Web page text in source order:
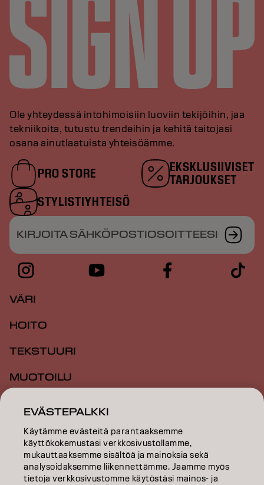
Ole yhteydessä intohimoisiin luoviin tekijöihin, jaa
tekniikoita, tutustu trendeihin ja kehitä taitojasi
osana ainutlaatuista yhteisöämme.
PRO STORE
EKSKLUSIIVISET
TARJOUKSET
STYLISTIYHTEISÖ
KIRJOITA SÄHKÖPOSTIOSOITTEESI
VÄRI
HOITO
TEKSTUURI
MUOTOILU
INSPIRAATIO
KOULUTUS
TIETOA MEISTÄ
SALON FINDER
EVÄSTEPALKKI
Käytämme evästeitä parantaaksemme
käyttökokemustasi verkkosivustollamme,
mukauttaaksemme sisältöä ja mainoksia sekä
analysoidaksemme liikennettämme. Jaamme myös
tietoja verkkosivustomme käytöstäsi mainos- ja